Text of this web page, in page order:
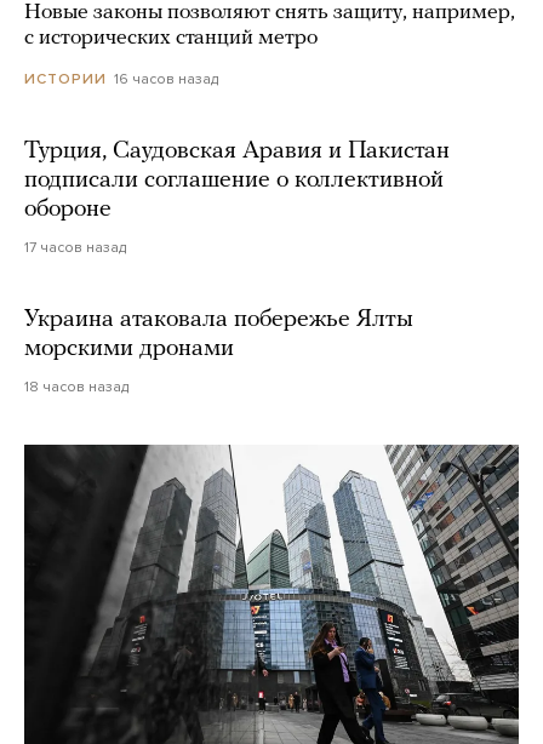
Новые законы позволяют снять защиту, например,
с исторических станций метро
ИСТОРИИ 16 часов назад
Турция, Саудовская Аравия и Пакистан
подписали соглашение о коллективной
обороне
17 часов назад
Украина атаковала побережье Ялты
морскими дронами
18 часов назад